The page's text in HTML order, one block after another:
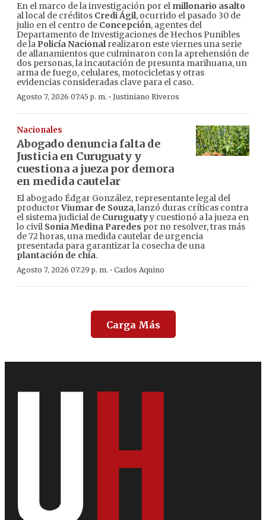
En el marco de la investigación por el millonario asalto
al local de créditos Credi Ágil, ocurrido el pasado 30 de
julio en el centro de Concepción, agentes del
Departamento de Investigaciones de Hechos Punibles
de la Policía Nacionalrealizaron este viernes una serie
de allanamientos que culminaron con la aprehensión de
dos personas, la incautación de presunta marihuana, un
arma de fuego, celulares, motocicletas y otras
evidencias consideradas clave para el caso.
Agosto 7, 2026 07:45 p. m. · Justiniano Riveros
Nacionales
Abogado denuncia falta de
Justicia en Curuguaty y
cuestiona a jueza por demora
en medida cautelar
El abogado Édgar González, representante legal del
productorViumar de Souza, lanzó duras críticas contra
el sistema judicial de Curuguatyy cuestionó a la jueza en
lo civil Sonia Medina Paredes por no resolver, tras más
de 72 horas, una medida cautelar de urgencia
presentada para garantizar la cosecha de una
plantación de chía.
Agosto 7, 2026 07:29 p. m. · Carlos Aquino
Carga Más